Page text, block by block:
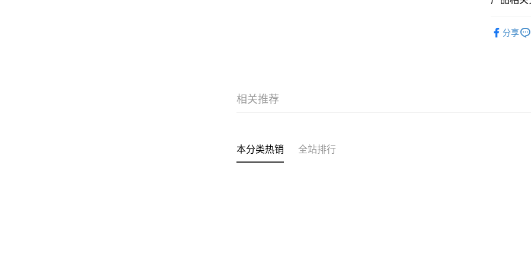
运送方式
付款後順
分享
相关推荐
本分类热销 全站排行